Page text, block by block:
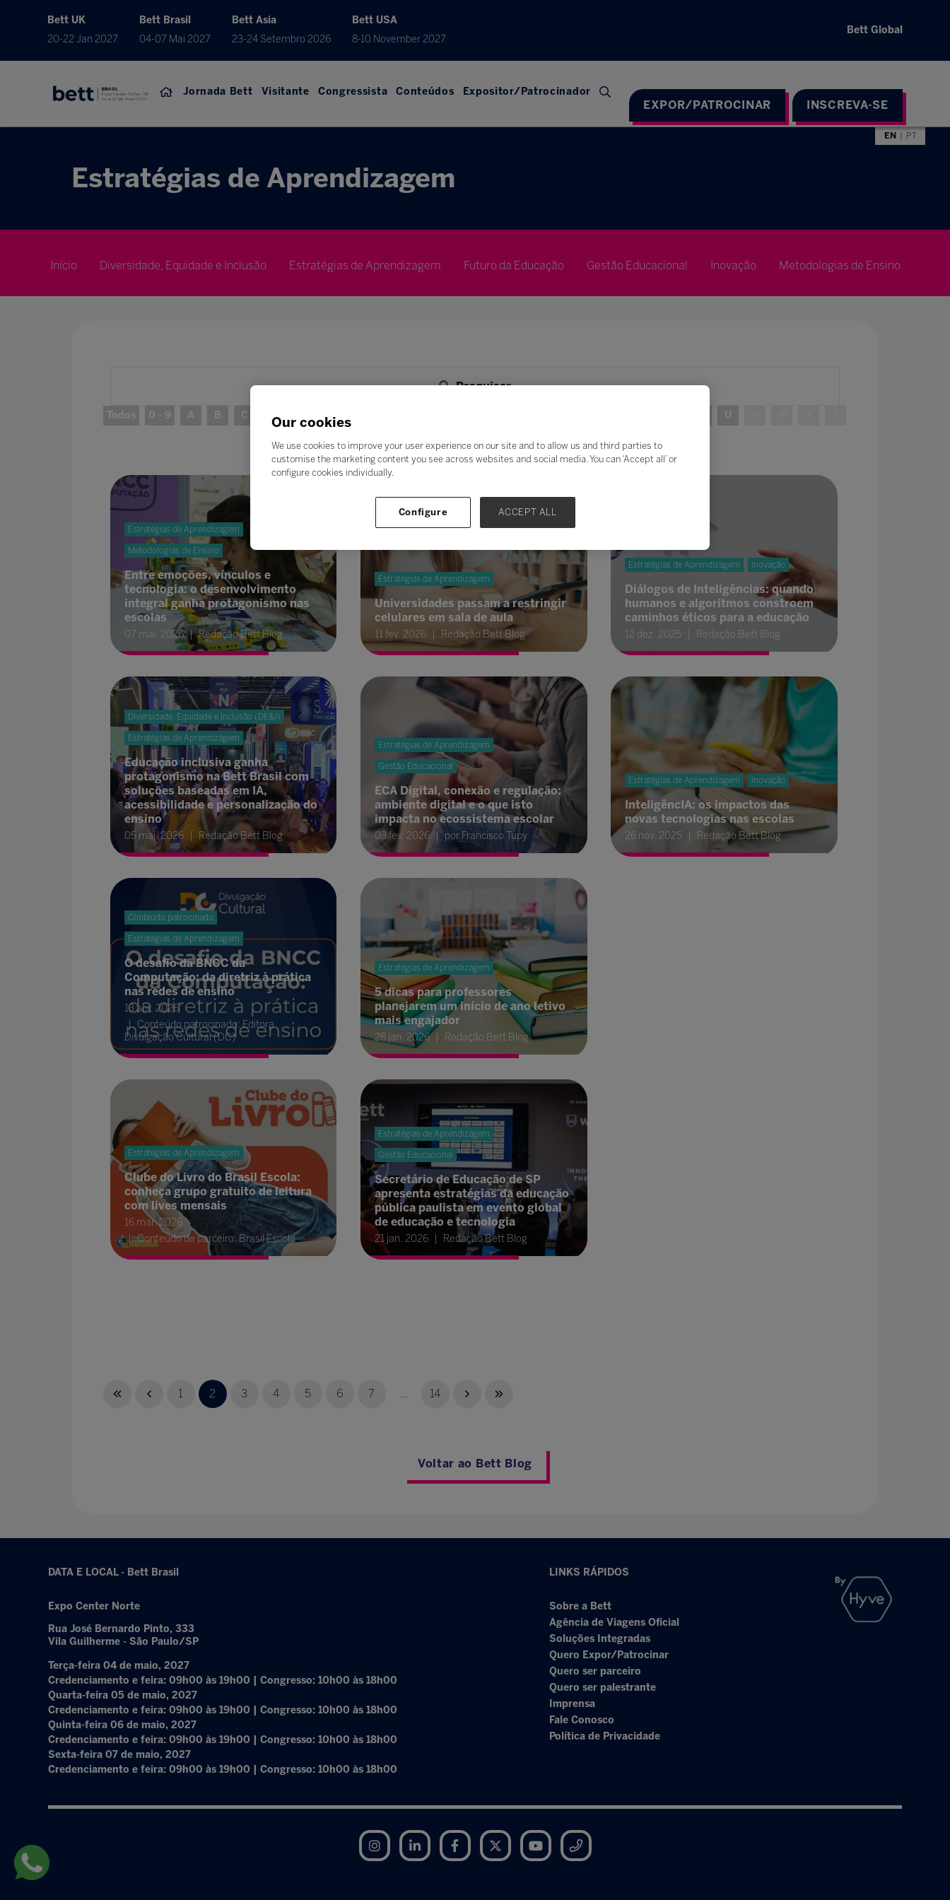
Bett UK
20-22 Jan 2027
Bett Brasil
04-07 Mai 2027
Bett Asia
23-24 Setembro 2026
Bett USA
8-10 November 2027
Bett Global
Jornada Bett Visitante Congressista Conteúdos Expositor/Patrocinador
EXPOR/PATROCINAR INSCREVA-SE
EN PT
Estratégias de Aprendizagem
Início Diversidade, Equidade e Inclusão Estratégias de Aprendizagem Futuro da Educação Gestão Educacional Inovação Metodologias de Ensino
Pesquisar
Todos 0 - 9 A B C D F U
Estratégias de Aprendizagem
Metodologias de Ensino
Entre emoções, vínculos e
tecnologia: o desenvolvimento
integral ganha protagonismo nas
escolas
07 mai. 2026 Redação Bett Blog
Diversidade, Equidade e Inclusão (DE&I)
Estratégias de Aprendizagem
Educação inclusiva ganha
protagonismo na Bett Brasil com
soluções baseadas em IA,
acessibilidade e personalização do
ensino
05 mai. 2026 Redação Bett Blog
Conteúdo patrocinado
Estratégias de Aprendizagem
O desafio da BNCC da
Computação: da diretriz à prática
nas redes de ensino
13 abr. 2026
Conteúdo patrocinado: Editora
Divulgação Cultural (DC)
Estratégias de Aprendizagem
Clube do Livro do Brasil Escola:
conheça grupo gratuito de leitura
com lives mensais
16 mar. 2026
Conteúdo de parceiro: Brasil Escola
Estratégias de Aprendizagem
Universidades passam a restringir
celulares em sala de aula
11 fev. 2026 Redação Bett Blog
Estratégias de Aprendizagem
Gestão Educacional
ECA Digital, conexão e regulação:
ambiente digital e o que isto
impacta no ecossistema escolar
03 fev. 2026 por Francisco Tupy
Estratégias de Aprendizagem
5 dicas para professores
planejarem um início de ano letivo
mais engajador
28 jan. 2026 Redação Bett Blog
Estratégias de Aprendizagem
Gestão Educacional
Secretário de Educação de SP
apresenta estratégias da educação
pública paulista em evento global
de educação e tecnologia
21 jan. 2026 Redação Bett Blog
Estratégias de Aprendizagem Inovação
Diálogos de Inteligências: quando
humanos e algoritmos constroem
caminhos éticos para a educação
12 dez. 2025 Redação Bett Blog
Estratégias de Aprendizagem Inovação
InteligêncIA: os impactos das
novas tecnologias nas escolas
26 nov. 2025 Redação Bett Blog
1 2 3 4 5 6 7 14
Voltar ao Bett Blog
DATA E LOCAL - Bett Brasil
Expo Center Norte
Rua José Bernardo Pinto, 333
Vila Guilherme - São Paulo/SP
Terça-feira 04 de maio, 2027
Credenciamento e feira: 09h00 às 19h00 | Congresso: 10h00 às 18h00
Quarta-feira 05 de maio, 2027
Credenciamento e feira: 09h00 às 19h00 | Congresso: 10h00 às 18h00
Quinta-feira 06 de maio, 2027
Credenciamento e feira: 09h00 às 19h00 | Congresso: 10h00 às 18h00
Sexta-feira 07 de maio, 2027
Credenciamento e feira: 09h00 às 19h00 | Congresso: 10h00 às 18h00
LINKS RÁPIDOS
Sobre a Bett
Agência de Viagens Oficial
Soluções Integradas
Quero Expor/Patrocinar
Quero ser parceiro
Quero ser palestrante
Imprensa
Fale Conosco
Política de Privacidade
Instagram LinkedIn Facebook Twitter YouTube
Our cookies
We use cookies to improve your user experience on our site and to allow us and third parties to
customise the marketing content you see across websites and social media. You can ‘Accept all’ or
configure cookies individually.
Configure ACCEPT ALL